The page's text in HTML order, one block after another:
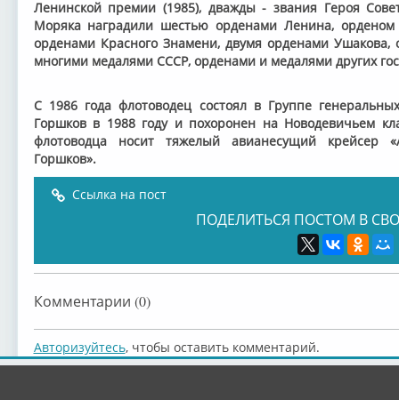
Ленинской премии (1985), дважды - звания Героя
Моряка наградили шестью орденами Ленина,
орденами Красного Знамени, двумя орденами Ушакова,
многими медалями СССР, орденами и медалями других
С 1986 года флотоводец состоял в Группе
Горшков в 1988 году и похоронен на Новодевичьем
флотоводца носит тяжелый авианесущий крейсер
Горшков».
Ссылка на пост
ПОДЕЛИТЬСЯ ПОСТОМ В
Комментарии (0)
Авторизуйтесь, чтобы оставить комментарий.